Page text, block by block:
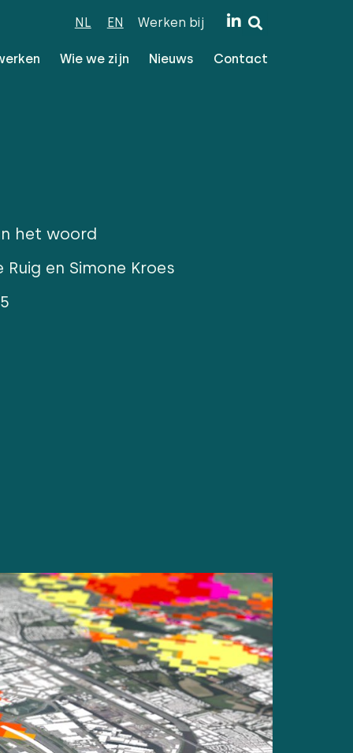
NL EN Werken bij
Wie we zijn Nieuws Contact
het woord
Ruig en Simone Kroes